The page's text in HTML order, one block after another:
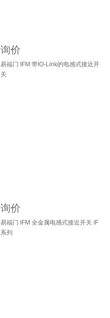
询价
易福门 IFM 带IO-Link的电感式接近开
关
询价
易福门 IFM 全金属电感式接近开关 IF
系列